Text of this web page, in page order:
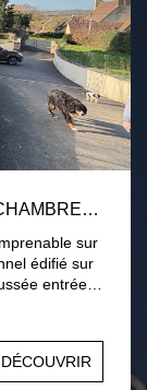
VAL AU PERCHE PAVILLON TROIS CHAMBRES 122M²
sur
édifié sur
entrée,
pouvant
DÉCOUVRIR